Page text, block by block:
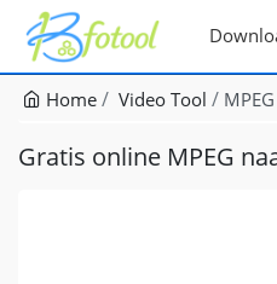
Home Video Tool
Gratis online MPEG